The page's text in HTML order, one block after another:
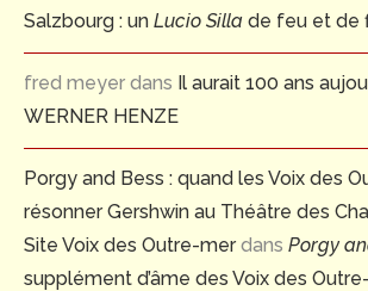
Salzbourg : un Lucio Silla de feu et de
fred meyer dans Il aurait 100 ans
WERNER HENZE
Porgy and Bess : quand les Voix des
résonner Gershwin au Théâtre des
Site Voix des Outre-merdans Porgy
supplément d’âme des Voix des